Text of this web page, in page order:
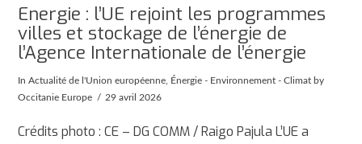
Energie : l’UE rejoint les programmes
villes et stockage de l’énergie de
l’Agence Internationale de l’énergie
InActualité de l'Union européenne Énergie - Environnement - Climat by
Occitanie Europe
29 avril 2026
Crédits photo : CE – DG COMM / Raigo Pajula L’UE a